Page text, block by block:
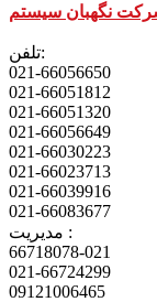
نگهبان سیستم
تلفن:
021-66056650
021-66051812
021-66051320
021-66056649
021-66030223
021-66023713
021-66039916
021-66083677
مدیریت :
66718078-021
021-66724299
09121006465